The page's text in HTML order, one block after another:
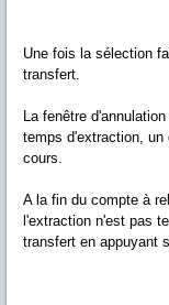
Une fois la sélection
transfert.
La fenêtre
temps d'extraction, un
cours.
A la fin du compte à
l'extraction n'est pas
transfert en appuyant